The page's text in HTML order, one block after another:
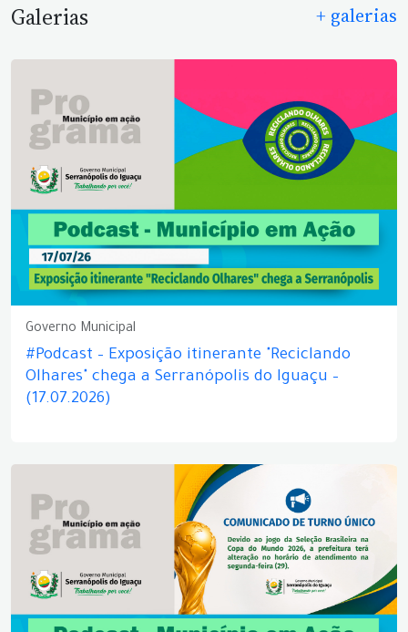
Galerias + galerias
Governo Municipal
#Podcast – Exposição itinerante "Reciclando
Olhares" chega a Serranópolis do Iguaçu –
(17.07.2026)